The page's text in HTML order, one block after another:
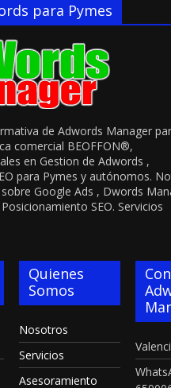
para Pymes
de Adwords Manager
comercial BEOFFON®,
en Gestion de Adwords ,
para Pymes y autónomos.
Google Ads , Dwords
SEO. Servicios
Quienes
Somos
Nosotros
Servicios
Asesoramiento